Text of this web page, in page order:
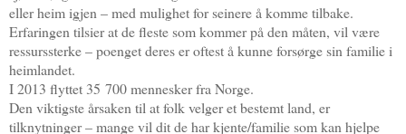
eller heim igjen – med mulighet for seinere å komme tilbake.
Erfaringen tilsier at de fleste som kommer på den måten, vil være
ressurssterke – poenget deres er oftest å kunne forsørge sin familie i
heimlandet.
I 2013 flyttet 35 700 mennesker fra Norge.
Den viktigste årsaken til at folk velger et bestemt land, er
tilknytninger – mange vil dit de har kjente/familie som kan hjelpe